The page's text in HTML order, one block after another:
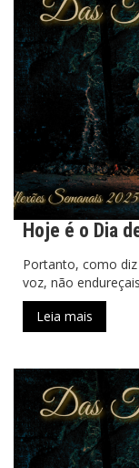
Hoje é o Dia
Portanto, como
voz, não
Leia mais